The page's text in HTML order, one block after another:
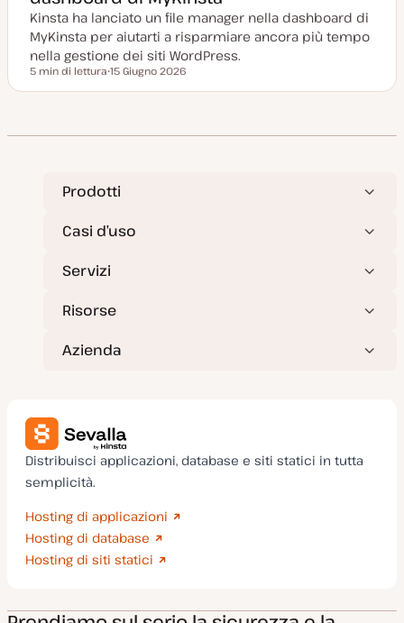
o
r
a
t
a
Kinsta ha lanciato un file manager nella dashboard di
MyKinsta per aiutarti a risparmiare ancora più tempo
nella gestione dei siti WordPress.
Tempo di lettura
5 min di lettura
a
g
r
n
t
a
15 Giugno 2026
Prodotti
Casi d’uso
Servizi
Risorse
Azienda
Distribuisci applicazioni, database e siti statici in tutta
semplicità.
Hosting di applicazioni
Hosting di database
Hosting di siti statici